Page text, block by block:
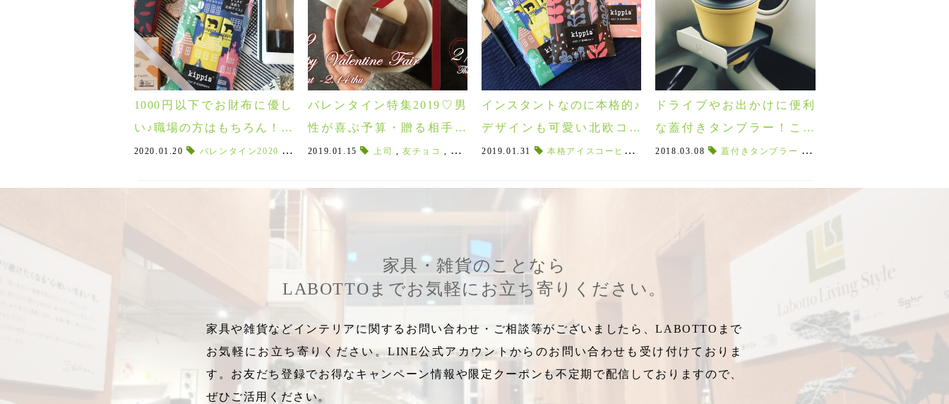
1000円以下でお財布に優し
い♪職場の方はもちろん！自
分用に買いたいバレンタイ
2020.01.20 バレンタイン2020 バレンタイン特集2020,Playin choc , パナオーガニック , PANAORGANIC,プチプライス,１０００円以下,男性向け,
バレンタイン特集2019♡男
性が喜ぶ予算・贈る相手別
バレンタインギフト♪
2019.01.15 上司 , 友チョコ , 義理チョコ,本命チョコ,ボウディカ , イニック,キッピス, モメンタム , スイーツ男子
インスタントなのに本格的♪
デザインも可愛い北欧コー
ヒーKippis(キッピス)！
2019.01.31 本格アイスコーヒー , 本格ドリップコーヒー , アイスコーヒー
ドライブやお出かけに便利
な蓋付きタンブラー！こぼ
れないリバーズのコーヒー
2018.03.08 蓋付きタンブラー こぼれない
家具・雑貨のことなら
LABOTTOまでお気軽にお立ち寄りください。
家具や雑貨などインテリアに関するお問い合わせ・ご相談等がございましたら、LABOTTOまで
お気軽にお立ち寄りください。LINE公式アカウントからのお問い合わせも受け付けておりま
す。お友だち登録でお得なキャンペーン情報や限定クーポンも不定期で配信しておりますので、
ぜひご活用ください。